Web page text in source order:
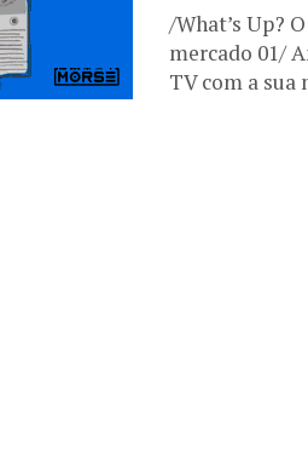
/What’s Up?
mercado 01/
TV com a sua